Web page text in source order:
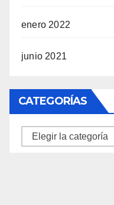
enero 2022
junio 2021
CATEGORÍAS
Categorías